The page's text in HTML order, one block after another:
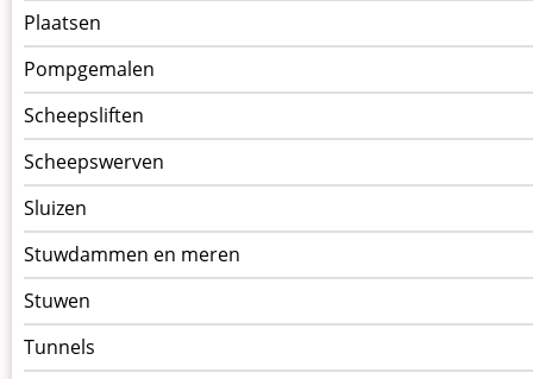
Plaatsen
Pompgemalen
Scheepsliften
Scheepswerven
Sluizen
Stuwdammen en meren
Stuwen
Tunnels